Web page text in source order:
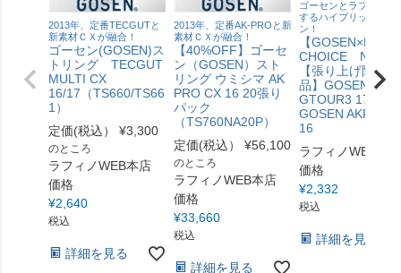
2013年、定番TECGUTと
新素材ＣＸが融合！
ゴーセン(GOSEN)ス
トリング TECGUT
MULTI CX
16/17（TS660/TS66
1）
定価(税込）
¥3,300
のところ
ラフィノWEB本店
価格
¥2,640
税込
詳細を見る
2013年、定番AK-PROと新
素材ＣＸが融合！
【40%OFF】ゴーセ
ン（GOSEN）スト
リング ウミシマ AK
PRO CX 16 20張り
パック
（TS760NA20P）
定価(税込）
¥56,100
のところ
ラフィノWEB本店
価格
¥33,660
税込
詳細を見る
ゴーセンとラフィノが
するハイブリッドパタ
ン！
【
CHOICE No.1】
【張り上げ限定商
品】GOSEN
GTOUR3 17 ×
GOSEN AKPRO-
16
ラフィノWEB本店
価格
¥2,332
税込
詳細を見る